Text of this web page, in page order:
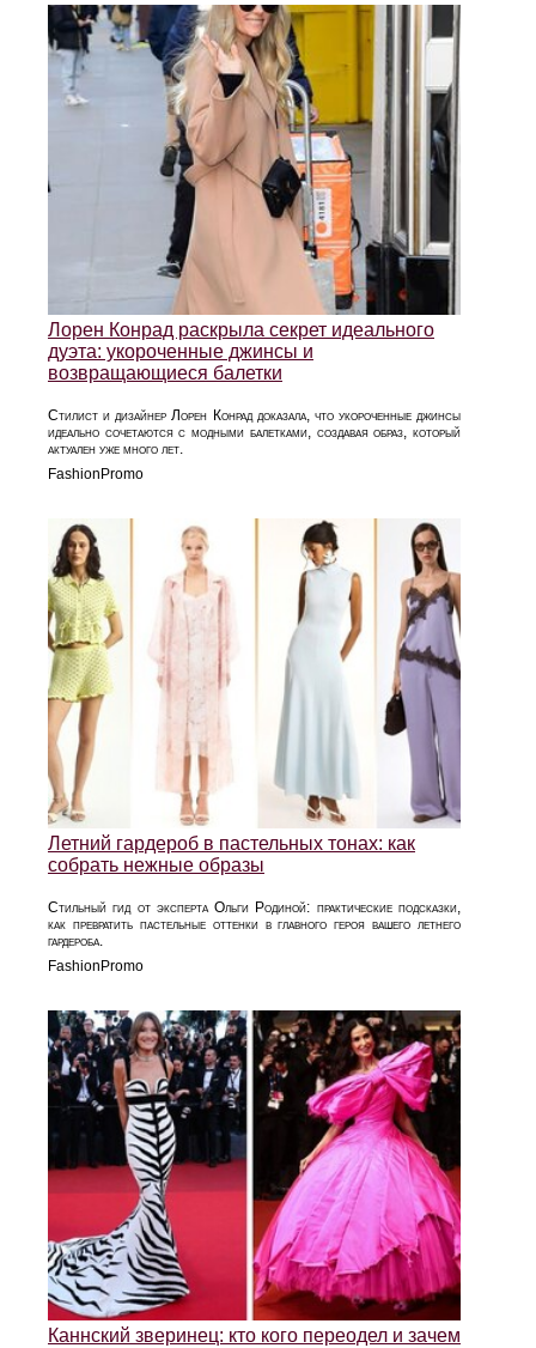
Лорен Конрад раскрыла секрет идеального
дуэта: укороченные джинсы и
возвращающиеся балетки
Стилист и дизайнер Лорен Конрад доказала, что укороченные джинсы
идеально сочетаются с модными балетками, создавая образ, который
актуален уже много лет.
FashionPromo
Летний гардероб в пастельных тонах: как
собрать нежные образы
Стильный гид от эксперта Ольги Родиной: практические подсказки,
как превратить пастельные оттенки в главного героя вашего летнего
гардероба.
FashionPromo
Каннский зверинец: кто кого переодел и зачем